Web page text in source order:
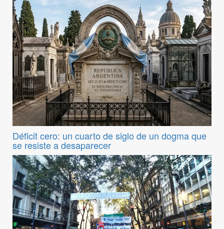
Déficit cero: un cuarto de siglo de un dogma que
se resiste a desaparecer